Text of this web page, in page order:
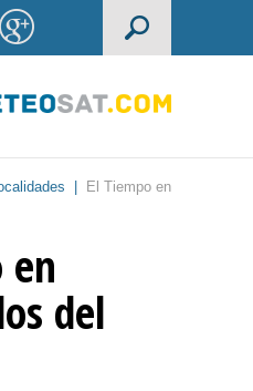
El Tiempo en
del